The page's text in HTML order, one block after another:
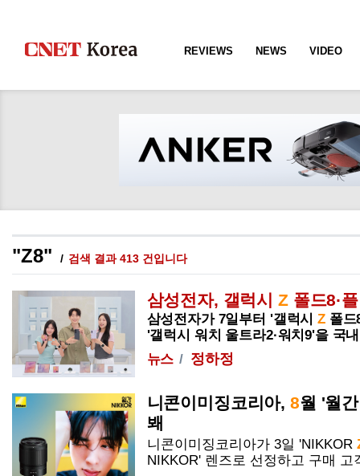
REVIEWS NEWS VIDEO
"Z8" 검색 결과 413 건입니다
삼성전자, 갤럭시Z폴드8·
삼성전자가 7일부터 '갤럭시Z폴드
'갤럭시 워치 울트라2·워치9'을 국
뉴스
정하정
니콘이미징코리아,8월 '월
봬
니콘이미징코리아가 3일 'NIKKOR
NIKKOR' 렌즈로 선정하고 구매 고